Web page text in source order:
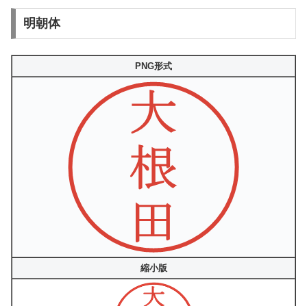
明朝体
PNG形式
縮小版